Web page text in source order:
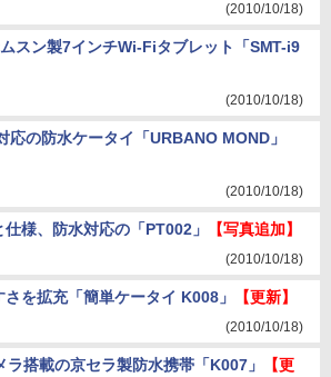
(2010/10/18)
スン製7インチWi-Fiタブレット「SMT-i9
(2010/10/18)
応の防水ケータイ「URBANO MOND」
(2010/10/18)
様、防水対応の「PT002」 【写真追加】
(2010/10/18)
を拡充「簡単ケータイ K008」 【更新】
(2010/10/18)
搭載の京セラ製防水携帯「K007」
【更